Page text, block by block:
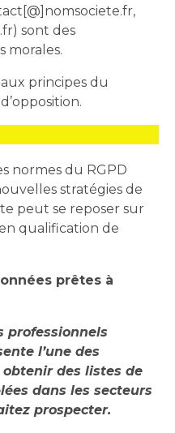
sont des
morales.
principes du
normes du RGPD
stratégies de
peut se reposer sur
qualification de
prêtes à
professionnels
l’une des
des listes de
dans les secteurs
prospecter.